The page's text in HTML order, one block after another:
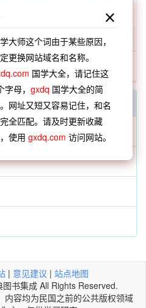
| 意见建议 | 站点地图
书集成 All Rights Reserved.
内容均为民国之前的公共版权领域
大师这个词由于某些原因，
更换网站域名和名称。
国学大全，请记住这
字母，gxdq 国学大全的简
网址又短又容易记住，和名
全匹配。请及时更新收藏
使用gxdq.com 访问网站。